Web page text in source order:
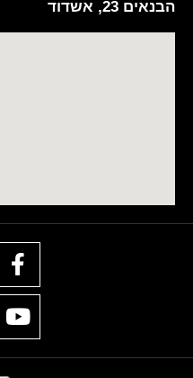
הבנאים 23, אשדוד